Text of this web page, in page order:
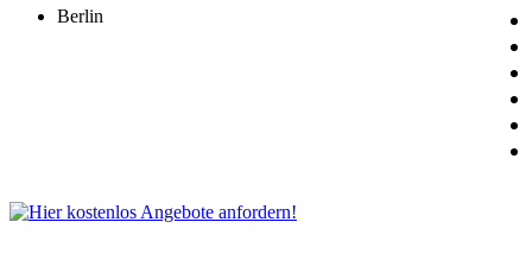
Berlin